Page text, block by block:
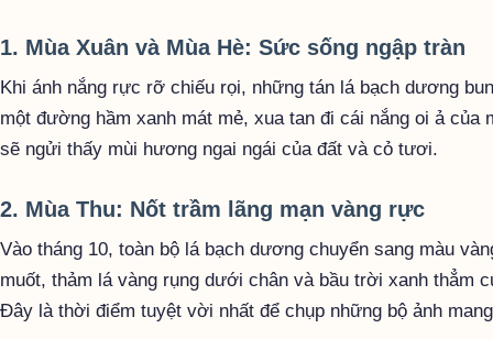
1. Mùa Xuân và Mùa Hè: Sức sống ngập tràn
Khi ánh nắng rực rỡ chiếu rọi, những tán lá bạch dương
một đường hầm xanh mát mẻ, xua tan đi cái nắng oi ả
sẽ ngửi thấy mùi hương ngai ngái của đất và cỏ tươi.
2. Mùa Thu: Nốt trầm lãng mạn vàng rực
Vào tháng 10, toàn bộ lá bạch dương chuyển sang màu
muốt, thảm lá vàng rụng dưới chân và bầu trời xanh thẳm
Đây là thời điểm tuyệt vời nhất để chụp những bộ ảnh